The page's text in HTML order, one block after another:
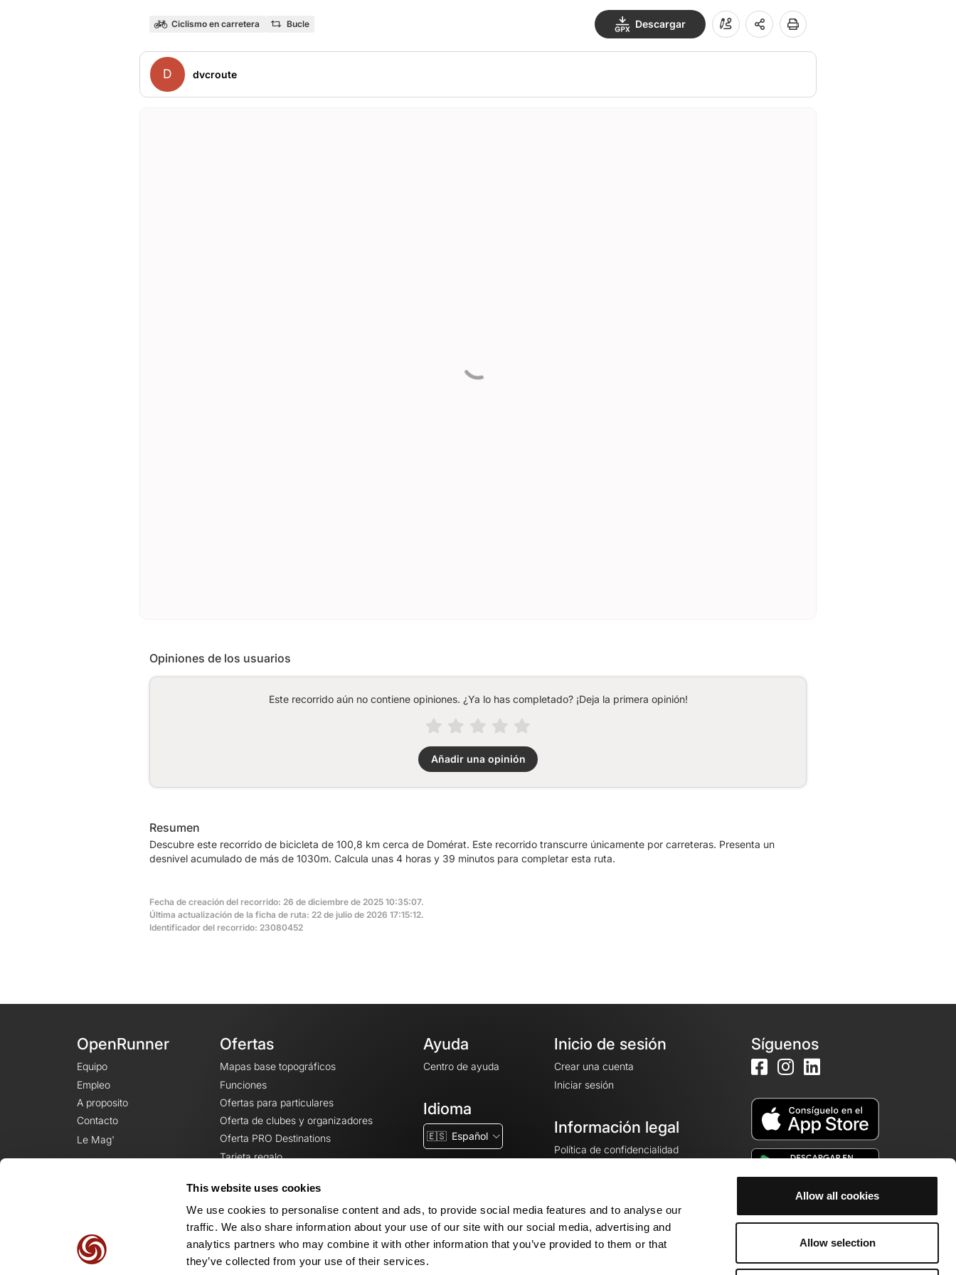
This website uses cookies
We use cookies to personalise content and ads, to provide social media features and to analyse our
traffic. We also share information about your use of our site with our social media, advertising and
analytics partners who may combine it with other information that you’ve provided to them or that
they’ve collected from your use of their services.
Allow all cookies
Allow selection
Ciclismo en carretera Bucle Descargar
D dvcroute
Opiniones de los usuarios
Este recorrido aún no contiene opiniones. ¿Ya lo has completado? ¡Deja la primera opinión!
Añadir una opinión
Resumen
Descubre este recorrido de bicicleta de 100,8 km cerca de Domérat. Este recorrido transcurre únicamente por carreteras. Presenta un
desnivel acumulado de más de 1030m. Calcula unas 4 horas y 39 minutos para completar esta ruta.
Fecha de creación del recorrido: 26 de diciembre de 2025 10:35:07.
Última actualización de la ficha de ruta: 22 de julio de 2026 17:15:12.
Identificador del recorrido: 23080452
OpenRunner
Equipo
Empleo
A proposito
Contacto
Le Mag'
Ofertas
Mapas base topográficos
Funciones
Ofertas para particulares
Oferta de clubes y organizadores
Oferta PRO Destinations
Tarjeta regalo
Ayuda
Centro de ayuda
Idioma
🇪🇸 Español
Inicio de sesión
Crear una cuenta
Iniciar sesión
Información legal
Política de confidencialidad
Avisos legales
Configuración de cookies
Síguenos